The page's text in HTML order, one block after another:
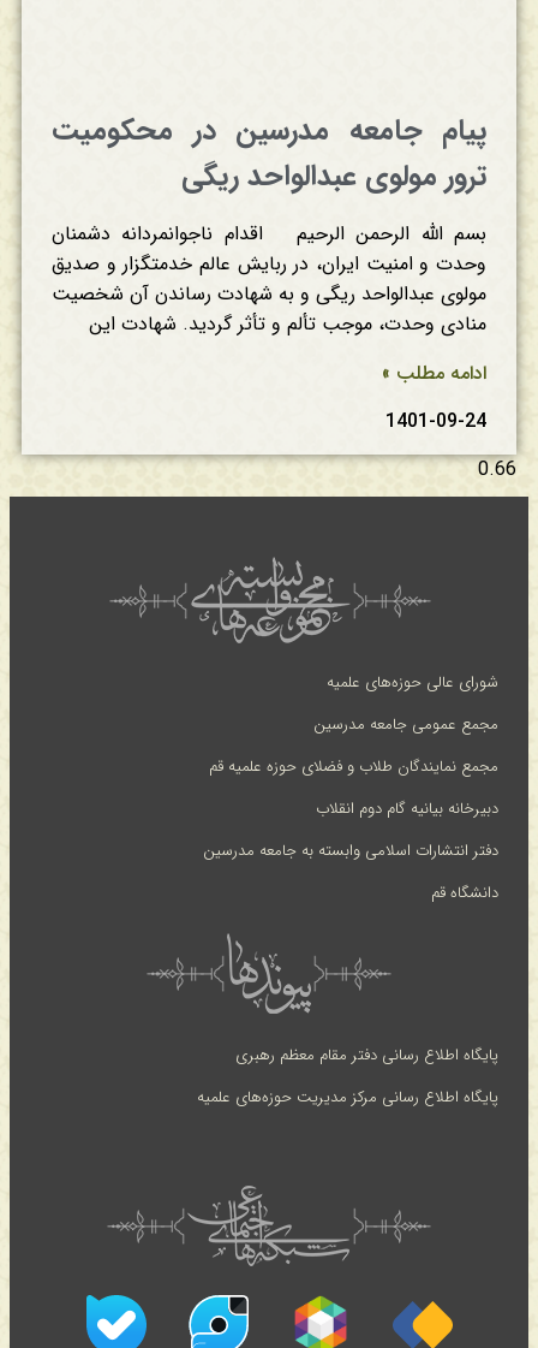
پیام جامعه مدرسین در محکومیت
ترور مولوی عبدالواحد ریگی
بسم الله الرحمن الرحیم اقدام ناجوانمردانه دشمنان
وحدت و امنیت ایران، در ربایش عالم خدمتگزار و صدیق
مولوی عبدالواحد ریگی و به شهادت رساندن آن شخصیت
منادی وحدت، موجب تألم و تأثر گردید. شهادت این
ادامه مطلب »
1401-09-24
شورای عالی حوزه‌های علمیه
مجمع عمومی جامعه مدرسین
مجمع نمایندگان طلاب و فضلای حوزه علمیه قم
دبیرخانه بیانیه گام دوم انقلاب
دفتر انتشارات اسلامی وابسته به جامعه مدرسین
دانشگاه قم
پایگاه اطلاع رسانی دفتر مقام معظم رهبری
پایگاه اطلاع رسانی مرکز مدیریت حوزه‌های علمیه